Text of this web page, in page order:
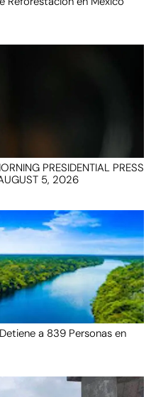
PRESIDENTIAL PRESS
5, 2026
a 839 Personas en